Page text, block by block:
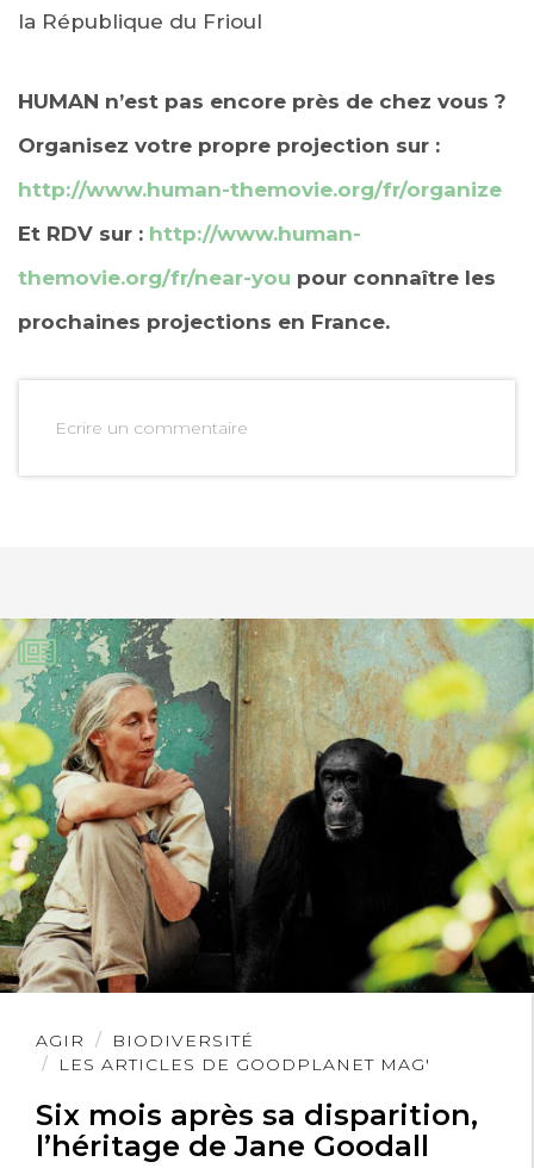
la République du Frioul
HUMAN n’est pas encore près de chez vous ?
Organisez votre propre projection sur :
http://www.human-themovie.org/fr/organize
Et RDV sur : http://www.human-
themovie.org/fr/near-you pour connaître les
prochaines projections en France.
Ecrire un commentaire
AGIR
BIODIVERSITÉ
LES ARTICLES DE GOODPLANET MAG'
Six mois après sa disparition,
l’héritage de Jane Goodall
Lire
l'article